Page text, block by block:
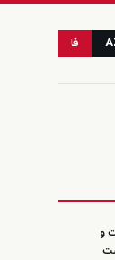
فا
و